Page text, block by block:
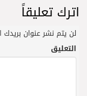
اترك تعليقاً
لن يتم نشر عنوان بريدك
التعليق